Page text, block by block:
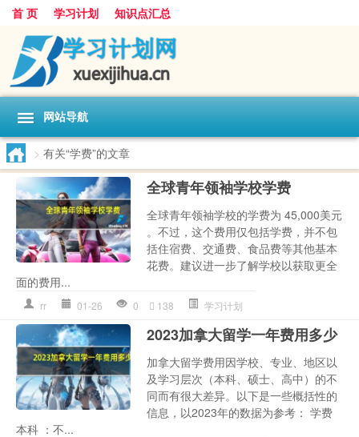
首 页 学习计划 知识点汇总
网站导航
> 有关“学费”的文章
全球青年领袖学校学费
全球青年领袖学校的学费为 45,000美元
。不过，这个费用仅包括学费，并不包
括住宿费、交通费、食品费等其他基本
花费。建议进一步了解学校以获取更全
面的费用...
rr 01-26 0 138 学习计划
2023加拿大留学一年费用多少
加拿大留学费用因学校、专业、地区以
及学习层次（本科、硕士、高中）的不
同而有很大差异。以下是一些概括性的
信息，以2023年的数据为参考： 学费
本科 ：不...